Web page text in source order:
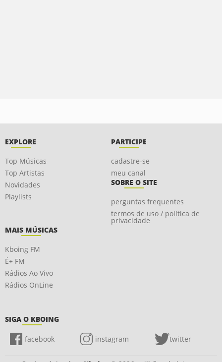
EXPLORE
Top Músicas
Top Artistas
Novidades
Playlists
PARTICIPE
cadastre-se
meu canal
SOBRE O SITE
perguntas frequentes
termos de uso / política de
privacidade
MAIS MÚSICAS
Kboing FM
É+ FM
Rádios Ao Vivo
Rádios OnLine
SIGA O KBOING
facebook instagram twitter